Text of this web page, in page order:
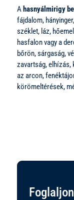
A hasnyálmirigy
fájdalom,
széklet, láz,
hasfalon vagy a
bőrön, sárgaság,
zavartság, elhízás,
az arcon,
körömeltérések,